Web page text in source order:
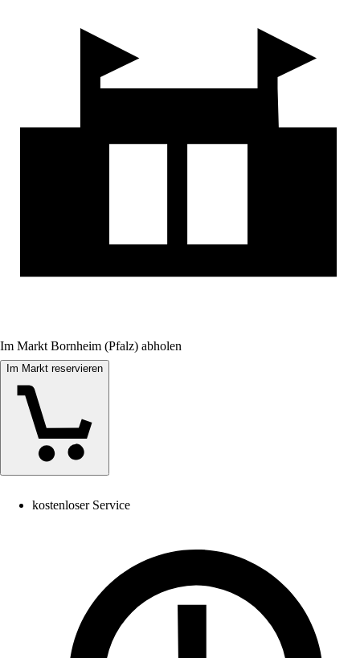
Im Markt Bornheim (Pfalz) abholen
Im Markt reservieren
kostenloser Service